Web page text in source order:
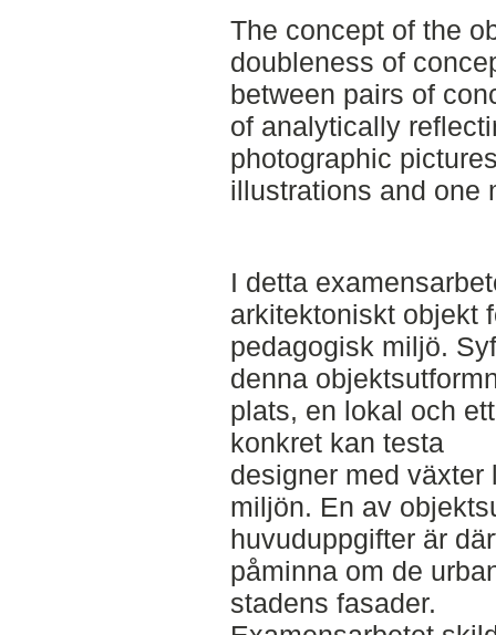
The concept of the
doubleness of
between pairs of
of analytically
photographic
illustrations and one
I detta
arkitektoniskt objekt
pedagogisk miljö.
denna
plats, en lokal och
konkret kan testa
designer med växter
miljön. En av
huvuduppgifter är
påminna om de
stadens fasader.